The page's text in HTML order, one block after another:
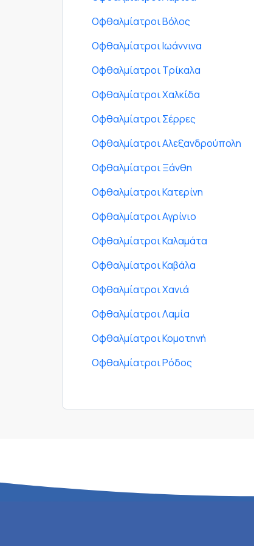
Οφθαλμίατροι Βόλος
Οφθαλμίατροι Ιωάννινα
Οφθαλμίατροι Τρίκαλα
Οφθαλμίατροι Χαλκίδα
Οφθαλμίατροι Σέρρες
Οφθαλμίατροι Αλεξανδρούπολη
Οφθαλμίατροι Ξάνθη
Οφθαλμίατροι Κατερίνη
Οφθαλμίατροι Αγρίνιο
Οφθαλμίατροι Καλαμάτα
Οφθαλμίατροι Καβάλα
Οφθαλμίατροι Χανιά
Οφθαλμίατροι Λαμία
Οφθαλμίατροι Κομοτηνή
Οφθαλμίατροι Ρόδος